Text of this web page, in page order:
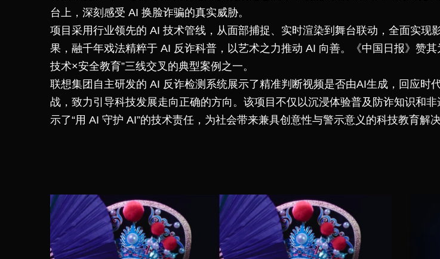
台上，深刻感受 AI 换脸诈骗的真实威胁。
项目采用行业领先的 AI 技术管线，从面部捕捉、实时渲染到舞台联动，全面实现
果， 融千年戏法精粹于 AI 反诈科普，以艺术之力推动 AI 向善。《中国日报》赞其
技术×安全教育”三线交叉的典型案例之一。
联想集团自主研发的 AI 反诈检测系统展示了精准判断视频是否由AI生成， 回应时
战，致力引导科技发展走向正确的方向。 该项目不仅以沉浸体验普及防诈知识和非
示了“用 AI 守护 AI”的技术责任，为社会带来兼具创意性与警示意义的科技教育解决